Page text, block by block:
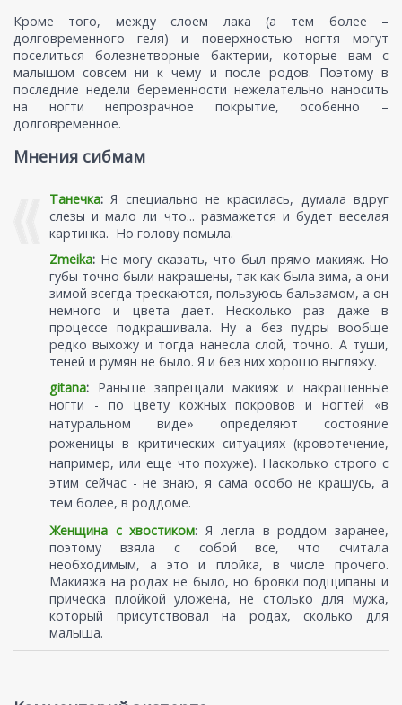
Кроме того, между слоем лака (а тем более –
долговременного геля) и поверхностью ногтя могут
поселиться болезнетворные бактерии, которые вам с
малышом совсем ни к чему и после родов. Поэтому в
последние недели беременности нежелательно наносить
на ногти непрозрачное покрытие, особенно –
долговременное.
Мнения сибмам
Танечка:Я специально не красилась, думала вдруг
слезы и мало ли что... размажется и будет веселая
картинка. Но голову помыла.
Zmeika: Не могу сказать, что был прямо макияж. Но
губы точно были накрашены, так как была зима, а они
зимой всегда трескаются, пользуюсь бальзамом, а он
немного и цвета дает. Несколько раз даже в
процессе подкрашивала. Ну а без пудры вообще
редко выхожу и тогда нанесла слой, точно. А туши,
теней и румян не было. Я и без них хорошо выгляжу.
gitana: Раньше запрещали макияж и накрашенные
ногти - по цвету кожных покровов и ногтей «в
натуральном виде» определяют состояние
роженицы в критических ситуациях (кровотечение,
например, или еще что похуже). Насколько строго с
этим сейчас - не знаю, я сама особо не крашусь, а
тем более, в роддоме.
Женщина с хвостиком: Я легла в роддом заранее,
поэтому взяла с собой все, что считала
необходимым, а это и плойка, в числе прочего.
Макияжа на родах не было, но бровки подщипаны и
прическа плойкой уложена, не столько для мужа,
который присутствовал на родах, сколько для
малыша.